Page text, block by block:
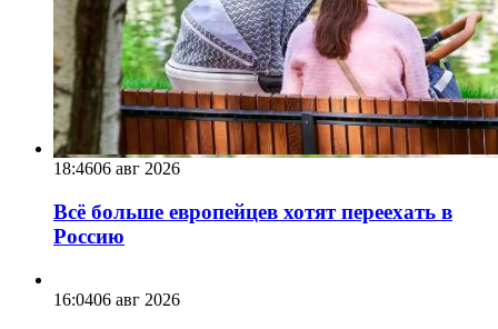
18:4606 авг 2026
Всё больше европейцев хотят переехать в
Россию
16:0406 авг 2026